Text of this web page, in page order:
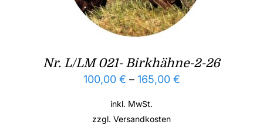
Nr. L/LM 021- Birkhähne-2-26
100,00 € – 165,00 €
inkl. MwSt.
zzgl. Versandkosten